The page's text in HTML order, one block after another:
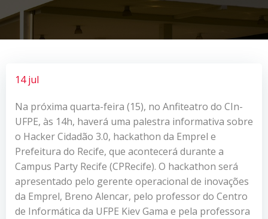
14 jul
Na próxima quarta-feira (15), no Anfiteatro do CIn-
UFPE, às 14h, haverá uma palestra informativa sobre
o Hacker Cidadão 3.0, hackathon da Emprel e
Prefeitura do Recife, que acontecerá durante a
Campus Party Recife (CPRecife). O hackathon será
apresentado pelo gerente operacional de inovações
da Emprel, Breno Alencar, pelo professor do Centro
de Informática da UFPE Kiev Gama e pela professora